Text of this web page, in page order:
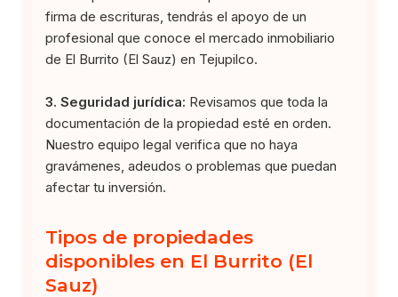
firma de escrituras, tendrás el apoyo de un
profesional que conoce el mercado inmobiliario
de El Burrito (El Sauz) en Tejupilco.
3. Seguridad jurídica: Revisamos que toda la
documentación de la propiedad esté en orden.
Nuestro equipo legal verifica que no haya
gravámenes, adeudos o problemas que puedan
afectar tu inversión.
Tipos de propiedades
disponibles en El Burrito (El
Sauz)